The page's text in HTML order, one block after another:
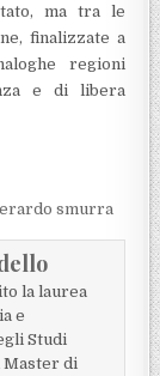
ma tra le
finalizzate a
regioni
e di libera
smurra
la laurea
e
Studi
Master di